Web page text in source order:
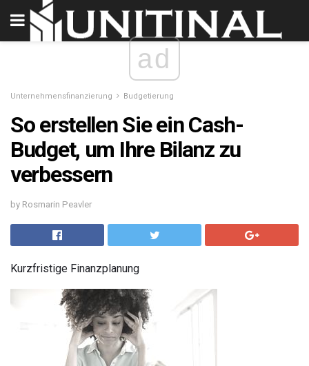
ad
Unternehmensfinanzierung Budgetierung
So erstellen Sie ein Cash-
Budget, um Ihre Bilanz zu
verbessern
by Rosmarin Peavler
Kurzfristige Finanzplanung